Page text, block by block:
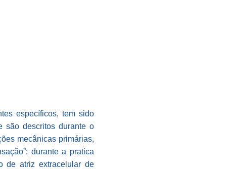
específicos, tem sido
são descritos durante o
mecânicas primárias,
durante a pratica
de atriz extracelular de